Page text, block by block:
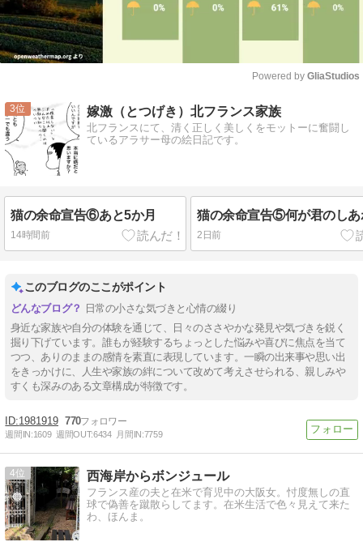
Powered by GliaStudios
3 嫁激（とつげき）北フランス家族
北フランスにて、清く正しく美しくをモットーに奮闘し
ているアラサー母の絵日記です。
猫の余命宣告⑥あと5か月
14時間前
猫の余命宣告⑤何が君のしあ
2日前
このブログのここがポイント
日常の小さな気づきと心情の綴り
身近な家族や自分の体験を通じて、日々のささやかな発見や気づきを鋭く
掘り下げています。誰もが経験するちょっとした悩みや喜びに焦点を当て
つつ、ありのままの感情を素直に表現しています。一瞬の出来事や思い出
をきっかけに、人生や家族の絆について改めて考えさせられる、親しみや
すくも深みのある文章構成が特徴です。
1981919 770
週間IN:1609 週間OUT:6434 月間IN:7759
4 西海岸からボンジュール
フランス産の夫と在米で育児中の大阪女。忖度無しの直
球で偽善を蹴散らしてます。在米生活で色々見えて来た
わ、ほんま。